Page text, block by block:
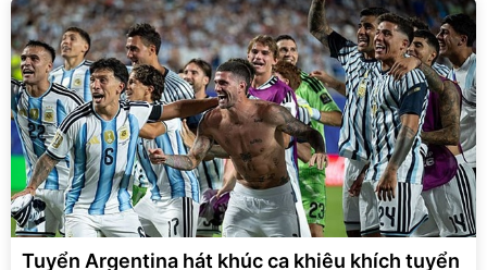
Tuyển Argentina hát khúc ca khiêu khích tuyển